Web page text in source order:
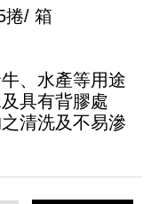
捲/ 箱
、水產等用途
具有背膠處
清洗及不易滲